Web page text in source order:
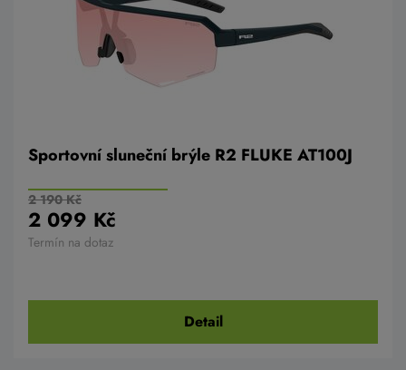
Sportovní sluneční brýle R2 FLUKE AT100J
2 190 Kč
2 099 Kč
Termín na dotaz
Detail